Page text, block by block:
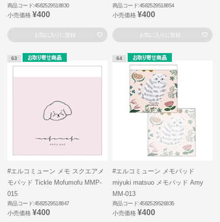
商品コード:4582529518830
小売価格 ¥400
お気に入りに登録
商品コード:4582529518854
小売価格 ¥400
お気に入りに登録
63
#エルコミューン メモ スクエアメ
モパッド Tickle Mofumofu MMP-
015
商品コード:4582529518847
小売価格 ¥400
64
#エルコミューン メモパッド
miyuki matsuo メモパッド Amy
MM-013
商品コード:4582529526835
小売価格 ¥400